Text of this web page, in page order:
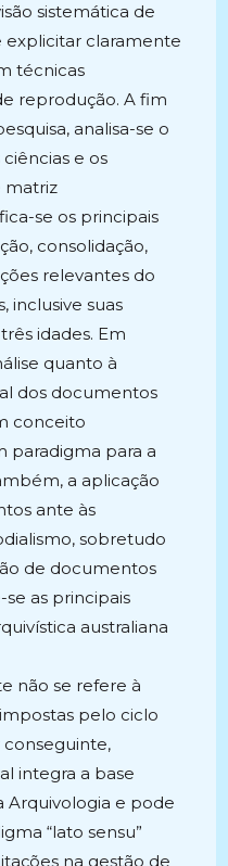
sistemática de
explicitar claramente
técnicas
reprodução. A fim
analisa-se o
e os
matriz
se os principais
consolidação,
relevantes do
inclusive suas
idades. Em
quanto à
dos documentos
conceito
paradigma para a
a aplicação
ante às
sobretudo
de documentos
se as principais
australiana
não se refere à
pelo ciclo
integra a base
Arquivologia e pode
“lato sensu”
na gestão de